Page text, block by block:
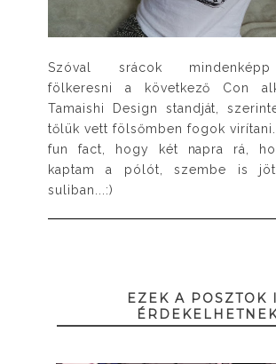
Szóval srácok
fölkeresni a következő Con
Tamaishi Design standját,
tőlük vett fölsőmben fogok
fun fact, hogy két napra rá,
kaptam a pólót, szembe is
suliban...:)
EZEK A POSZTOK